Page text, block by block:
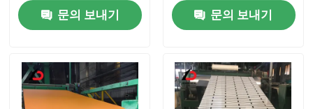
제품
문의 보내기
문의 보내기